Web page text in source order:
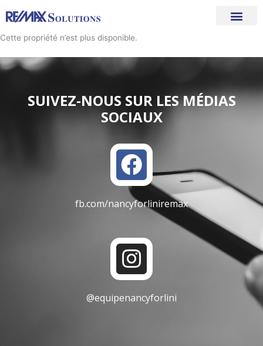
au
Cette propriété n’est plus disponible.
SUIVEZ-NOUS SUR LES MÉDIAS
SOCIAUX
F
a
c
e
b
o
o
k
fb.com/nancyforliniremax
I
n
s
@equipenancyforlini